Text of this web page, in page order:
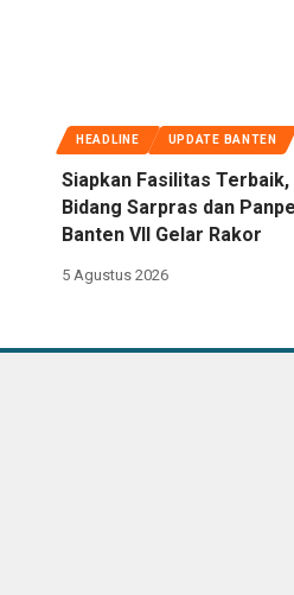
HEADLINE UPDATE BANTEN
Siapkan Fasilitas
Bidang Sarpras dan
Banten VII Gelar Rakor
5 Agustus 2026